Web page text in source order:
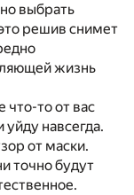
выбрать
решив снимет
жизнь
что-то от вас
навсегда.
от маски.
точно будут